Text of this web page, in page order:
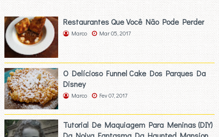
Restaurantes Que Você Não Pode Perder
Marco Mar 05, 2017
O Delícioso Funnel Cake Dos Parques Da
Disney
Marco Fev 07, 2017
Tutorial De Maquiagem Para Meninas (DIY)